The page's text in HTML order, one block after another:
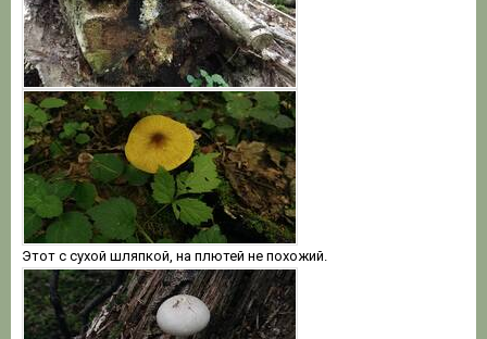
Этот с сухой шляпкой, на плютей не похожий.